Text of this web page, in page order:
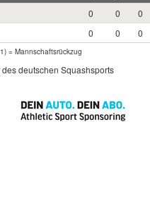
0 0 0
0 0 0
= Mannschaftsrückzug
deutschen Squashsports